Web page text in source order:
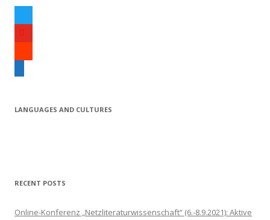
w
io
u
o
u
d
m
iLANGUAGES AND CULTURES
RECENT POSTS
Online-Konferenz „Netzliteraturwissenschaft“ (6.-8.9.2021): Aktive